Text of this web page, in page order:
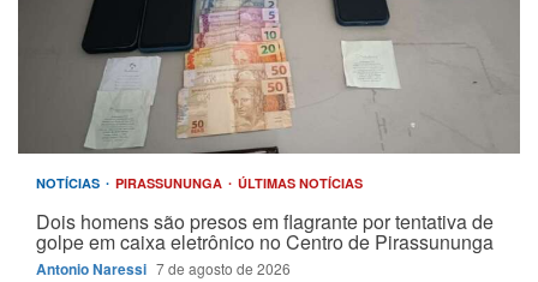
NOTÍCIAS PIRASSUNUNGA ÚLTIMAS NOTÍCIAS
Dois homens são presos em flagrante por tentativa de
golpe em caixa eletrônico no Centro de Pirassununga
Antonio Naressi 7 de agosto de 2026